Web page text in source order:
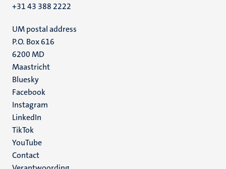
+31 43 388 2222
UM postal address
P.O. Box 616
6200 MD
Maastricht
Social
media
Bluesky
Facebook
Instagram
LinkedIn
TikTok
YouTube
Menu
Contact